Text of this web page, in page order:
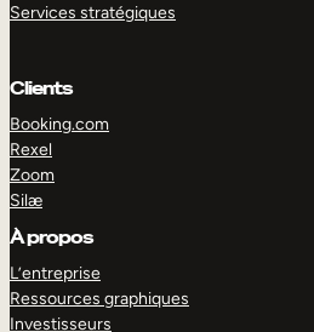
Services stratégiques
Clients
Booking.com
Rexel
Zoom
Silæ
À propos
L’entreprise
Ressources graphiques
Investisseurs